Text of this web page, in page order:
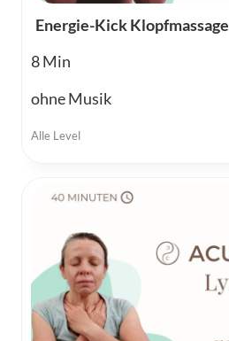
Energie-Kick Klopfmassage
8
ohne Musik
Alle Level